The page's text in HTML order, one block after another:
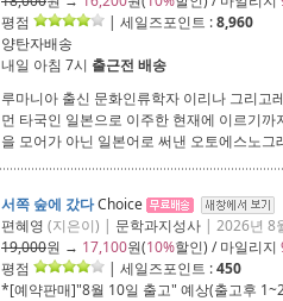
평점
| 세일즈포인트 :8,960
양탄자배송
내일 아침 7시 출근전 배송
루마니아 출신 문화인류학자 이리나 그리고
먼 타국인 일본으로 이주한 현재에 이르기
을 모어가 아닌 일본어로 써낸 오토에스노그
서쪽 숲에 갔다Choice
편혜영 (지은이) | 문학과지성사 | 2026년 8
19,000원 → 17,100원(10%할인) / 마일리지
평점
| 세일즈포인트 :450
*[예약판매]"8월 10일 출고" 예상(출고후